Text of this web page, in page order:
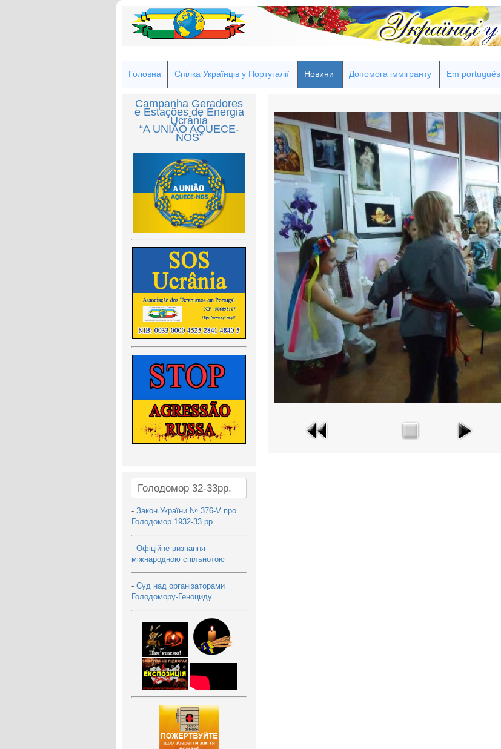
Головна Спілка Українців у Португалії Новини Допомога іммігранту Em português
Campanha Geradores
e Estações de Energia
Ucrânia
“A UNIÃO AQUECE-
NOS”
Голодомор 32-33рр.
- Закон України № 376-V про
Голодомор 1932-33 рр.
- Офіційне визнання
міжнародною спільнотою
- Суд над організаторами
Голодомору-Геноциду